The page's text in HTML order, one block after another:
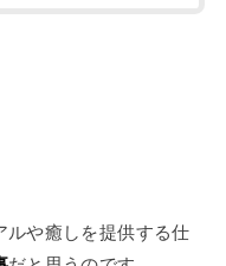
や癒しを提供する仕